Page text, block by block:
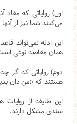
اول) روایاتی که
می‌کنند شما نیز از
این ادله نمی‌تواند
همان مقاصه نوعی
دوم) روایاتی که اگر
هستند که «من دان
این طایفه از
سندی مشکل دارند.